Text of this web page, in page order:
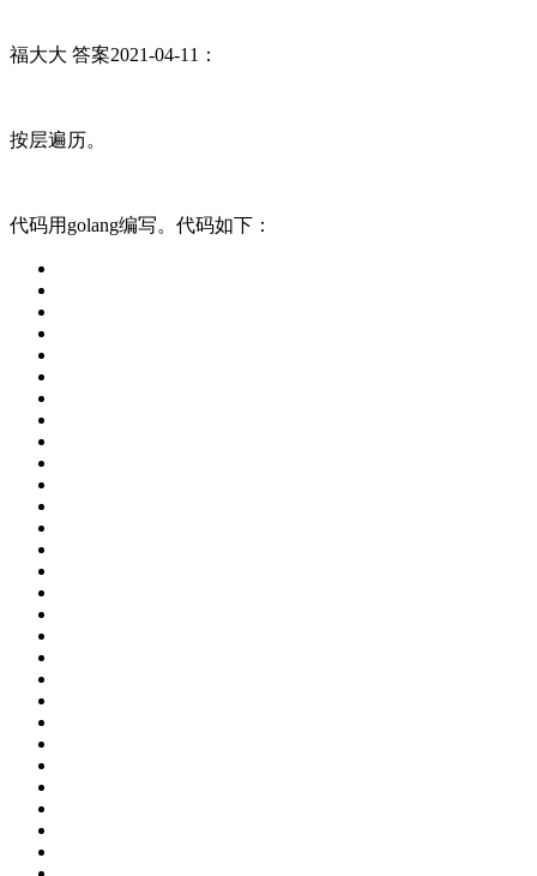
福大大 答案2021-04-11：
按层遍历。
代码用golang编写。代码如下：